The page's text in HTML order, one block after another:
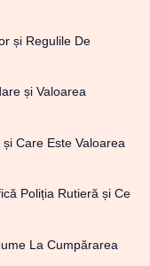
și Regulile De
și Valoarea
Care Este Valoarea
Poliția Rutieră și Ce
La Cumpărarea